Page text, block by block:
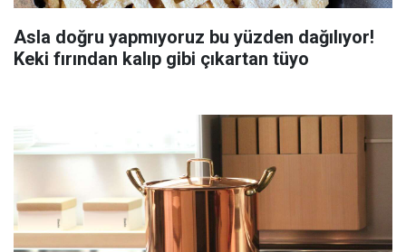
Asla doğru yapmıyoruz bu yüzden dağılıyor!
Keki fırından kalıp gibi çıkartan tüyo